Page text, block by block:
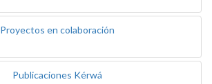
Proyectos en colaboración
Publicaciones Kérwá